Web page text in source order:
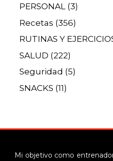
PERSONAL (3)
Recetas (356)
RUTINAS Y
SALUD (222)
Seguridad (5)
SNACKS (11)
Mi objetivo como